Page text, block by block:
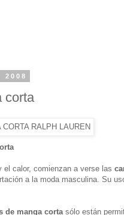
corta
el calor, comienzan a verse las
a la moda masculina. Su
de manga corta sólo están